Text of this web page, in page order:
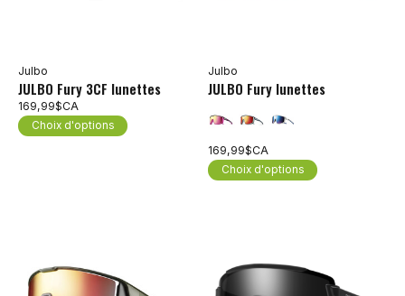
Julbo
JULBO Fury 3CF lunettes
169,99$CA
Choix d'options
Julbo
JULBO Fury lunettes
169,99$CA
Choix d'options